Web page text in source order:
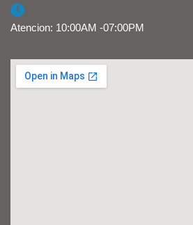
Atencion: 10:00AM -07:00PM